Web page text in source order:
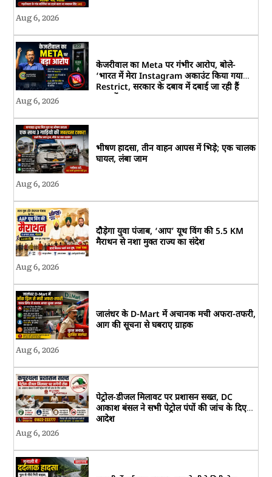
Aug 6, 2026
केजरीवाल का Meta पर गंभीर आरोप, बोले-
‘भारत में मेरा Instagram अकाउंट किया गया
Restrict, सरकार के दबाव में दबाई जा रही हैं
Aug 6, 2026
भीषण हादसा, तीन वाहन आपस में भिड़े; एक चालक
घायल, लंबा जाम
Aug 6, 2026
दौड़ेगा युवा पंजाब, ‘आप’ यूथ विंग की 5.5 KM
मैराथन से नशा मुक्त राज्य का संदेश
Aug 6, 2026
जालंधर के D-Mart में अचानक मची अफरा-तफरी,
आग की सूचना से घबराए ग्राहक
Aug 6, 2026
पेट्रोल-डीजल मिलावट पर प्रशासन सख्त, DC
आकाश बंसल ने सभी पेट्रोल पंपों की जांच के दिए
आदेश
Aug 6, 2026